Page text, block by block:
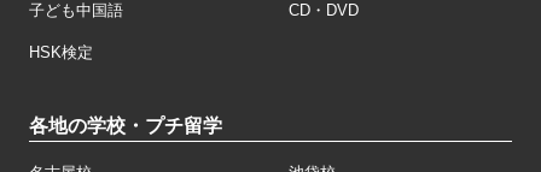
子ども中国語 CD・DVD
HSK検定
各地の学校・プチ留学